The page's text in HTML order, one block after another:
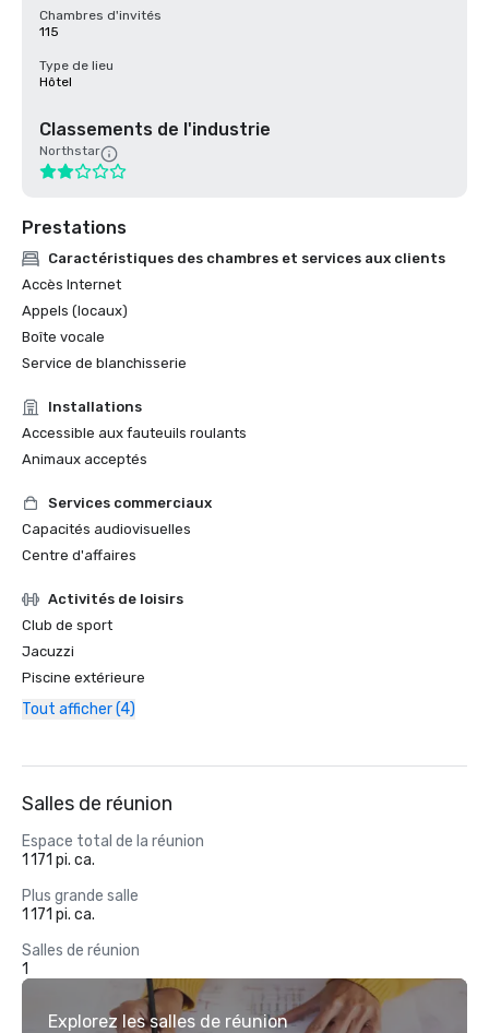
Chambres d'invités
115
Type de lieu
Hôtel
Classements de l'industrie
Northstar
Prestations
Caractéristiques des chambres et services aux clients
Accès Internet
Appels (locaux)
Boîte vocale
Service de blanchisserie
Installations
Accessible aux fauteuils roulants
Animaux acceptés
Services commerciaux
Capacités audiovisuelles
Centre d'affaires
Activités de loisirs
Club de sport
Jacuzzi
Piscine extérieure
Tout afficher (4)
Salles de réunion
Espace total de la réunion
1 171 pi. ca.
Plus grande salle
1 171 pi. ca.
Salles de réunion
1
Explorez les salles de réunion